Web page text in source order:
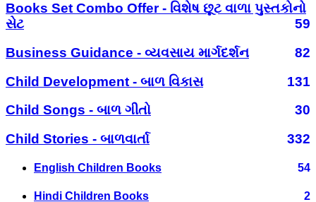
Books Set Combo Offer - વિશેષ છૂટ વાળા પુસ્તકોનો
સેટ
59
Business Guidance - વ્યવસાય માર્ગદર્શન
82
Child Development - બાળ વિકાસ
131
Child Songs - બાળ ગીતો
30
Child Stories - બાળવાર્તા
332
English Children Books 54
Hindi Children Books 2